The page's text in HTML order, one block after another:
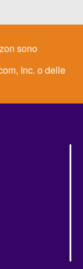
sono
Inc. o delle